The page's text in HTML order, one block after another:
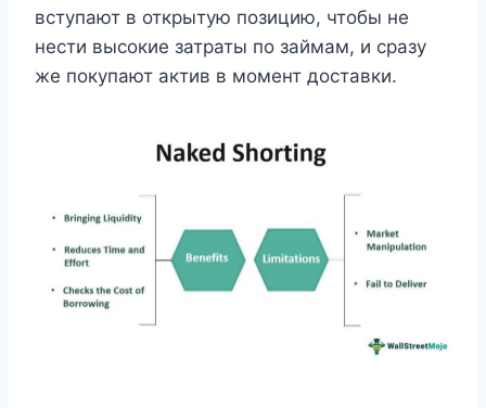
вступают в открытую позицию, чтобы не
нести высокие затраты по займам, и сразу
же покупают актив в момент доставки.